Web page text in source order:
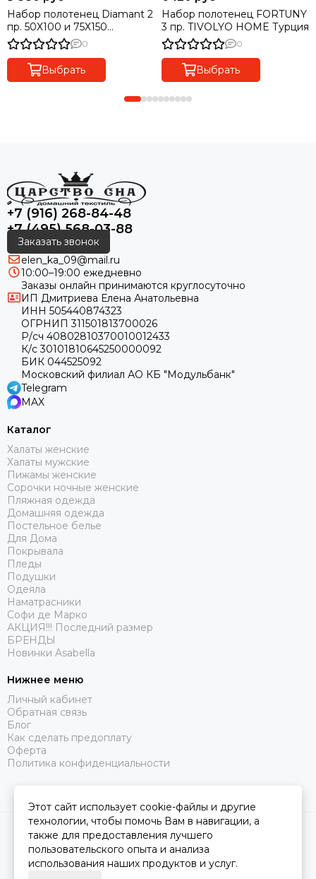
Набор полотенец Diamant 2
пр. 50Х100 и 75Х150
TIVOLYO HOME Турция
0
Выбрать
Набор полотенец FORTUNY
3 пр. TIVOLYO HOME Турция
0
Выбрать
+7 (916) 268-84-48
+7 (495) 568-03-88
Заказать звонок
elen_ka_09@mail.ru
10:00–19:00 ежедневно
Заказы онлайн принимаются круглосуточно
ИП Дмитриева Елена Анатольевна
ИНН 505440874323
ОГРНИП 311501813700026
Р/сч 40802810370010012433
К/с 30101810645250000092
БИК 044525092
Московский филиал АО КБ "Модульбанк"
Telegram
MAX
Каталог
Халаты женские
Халаты мужские
Пижамы женские
Сорочки ночные женские
Пляжная одежда
Домашняя одежда
Постельное белье
Для Дома
Покрывала
Пледы
Подушки
Одеяла
Наматрасники
Софи де Марко
АКЦИЯ!!! Последний размер
БРЕНДЫ
Новинки Asabella
Нижнее меню
Личный кабинет
Обратная связь
Блог
Как сделать предоплату
Оферта
Политика конфиденциальности
2026 © Царство Сна.Карта сайта
Этот сайт использует cookie-файлы и другие
технологии, чтобы помочь Вам в навигации, а
также для предоставления лучшего
пользовательского опыта и анализа
использования наших продуктов и услуг.